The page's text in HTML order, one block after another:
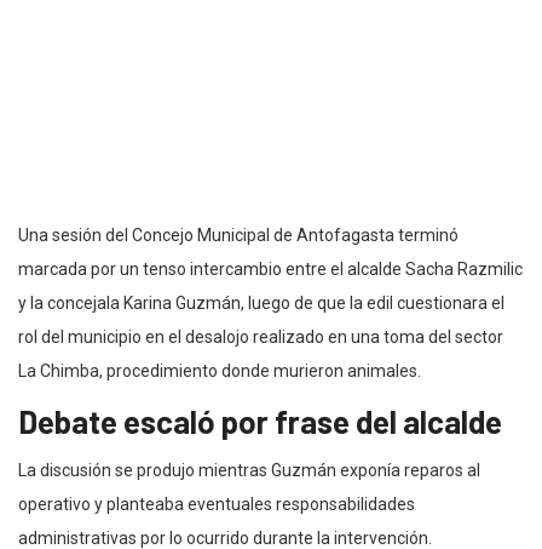
Una sesión del Concejo Municipal de Antofagasta terminó
marcada por un tenso intercambio entre el alcalde Sacha Razmilic
y la concejala Karina Guzmán, luego de que la edil cuestionara el
rol del municipio en el desalojo realizado en una toma del sector
La Chimba, procedimiento donde murieron animales.
Debate escaló por frase del alcalde
La discusión se produjo mientras Guzmán exponía reparos al
operativo y planteaba eventuales responsabilidades
administrativas por lo ocurrido durante la intervención.